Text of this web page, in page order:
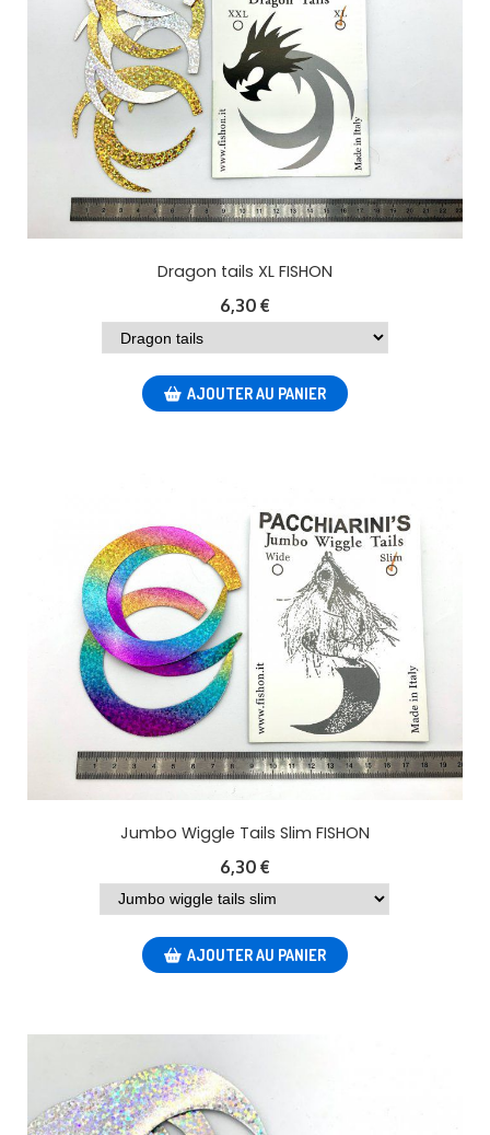
Dragon tails XL FISHON
6,30 €
AJOUTER AU PANIER
Jumbo Wiggle Tails Slim FISHON
6,30 €
AJOUTER AU PANIER